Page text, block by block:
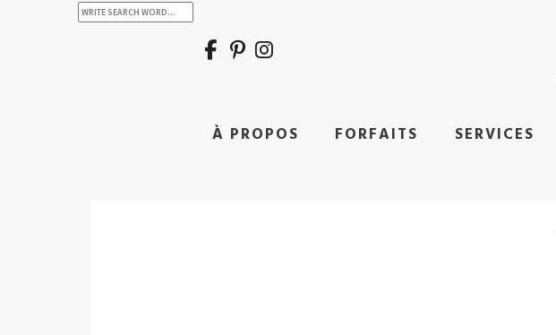
À PROPOS FORFAITS SERVICES